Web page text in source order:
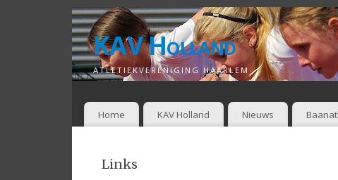
KAV Holland
ATLETIEKVERENIGING HAARLEM
Home KAV Holland Nieuws
Links